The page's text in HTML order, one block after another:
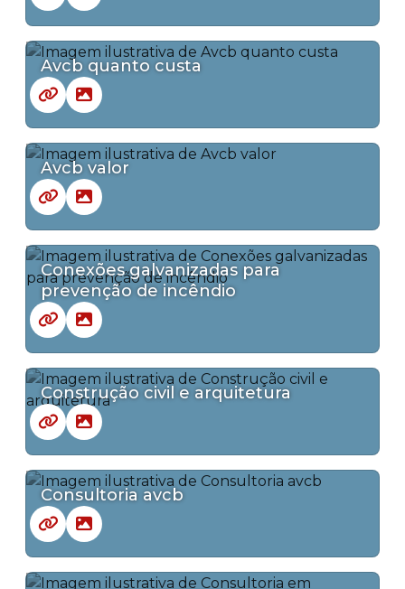
Avcb quanto custa
Avcb valor
Conexões galvanizadas para
prevenção de incêndio
Construção civil e arquitetura
Consultoria avcb